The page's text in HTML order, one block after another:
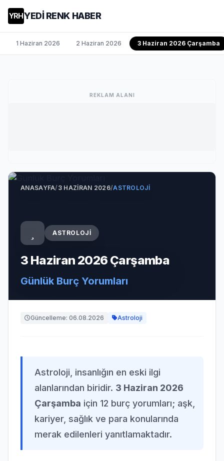
YRHYEDİ RENK HABER
1 Haziran 2026 2 Haziran 2026 3 Haziran 2026 Çarşamba
REKLAM ALANI
ANASAYFA/3 HAZIRAN 2026/ASTROLOJI
ASTROLOJI
3 Haziran 2026 Çarşamba
Günlük Burç Yorumları
Güncelleme: 06.08.2026 Astroloji
Astroloji, insanlığın en eski ilgi
alanlarından biridir. 3 Haziran 2026
Çarşamba için 12 burç yorumları; aşk,
kariyer, sağlık ve para konularında
merak edilenleri yanıtlamaktadır.